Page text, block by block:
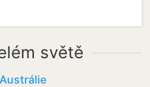
světě
Austrálie